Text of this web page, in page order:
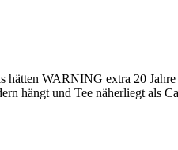
WARNING extra 20
hängt und Tee näherliegt als